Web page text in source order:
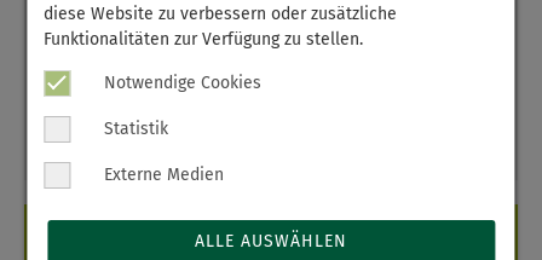
Seminarstraße 41
08298 Schneeberg
03772 3710698
BITTE BEACHTEN!
diese Website zu verbessern oder zusätzliche
Funktionalitäten zur Verfügung zu stellen.
Notwendige Cookies
Statistik
Externe Medien
ALLE AUSWÄHLEN